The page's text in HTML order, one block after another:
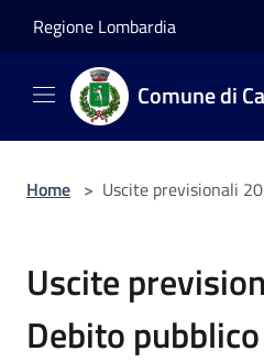
Regione Lombardia
Comune di
Home > Uscite previsionali
Uscite
Debito pubblico